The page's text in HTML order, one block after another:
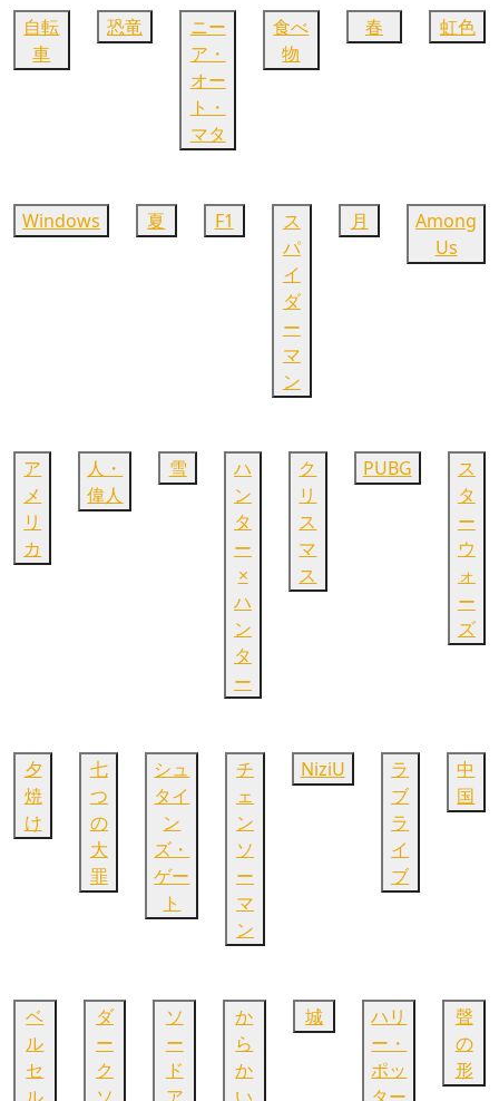
自転
車
恐竜
ニー
ア・
オー
ト・
マタ
食べ
物
春 虹色
Windows 夏 F1
ス
パ
イ
ダ
ー
マ
ン
月
Among
Us
ア
メ
リ
カ
人・
偉人
雪
ハ
ン
タ
ー
×
ハ
ン
タ
ー
ク
リ
ス
マ
ス
PUBG
ス
タ
ー
ウ
ォ
ー
ズ
夕
焼
け
七
つ
の
大
罪
シュ
タイ
ン
ズ・
ゲー
ト
チ
ェ
ン
ソ
ー
マ
ン
NiziU
ラ
ブ
ラ
イ
ブ
中
国
ベ
ル
セ
ダ
ー
ク
ソ
ー
ド
か
ら
か
城
ハリ
ー・
ポッ
聲
の
形